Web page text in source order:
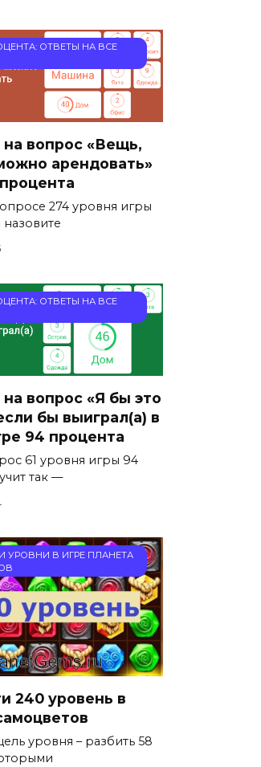
ОТВЕТЫ НА ВСЕ
на вопрос «Вещь,
арендовать»
274 уровня игры
ОТВЕТЫ НА ВСЕ
на вопрос «Я бы это
бы выиграл(а) в
94 процента
61 уровня игры 94
так —
УРОВНИ В ИГРЕ ПЛАНЕТА
240 уровень в
уровня – разбить 58